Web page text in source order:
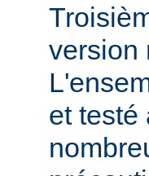
version
et testé